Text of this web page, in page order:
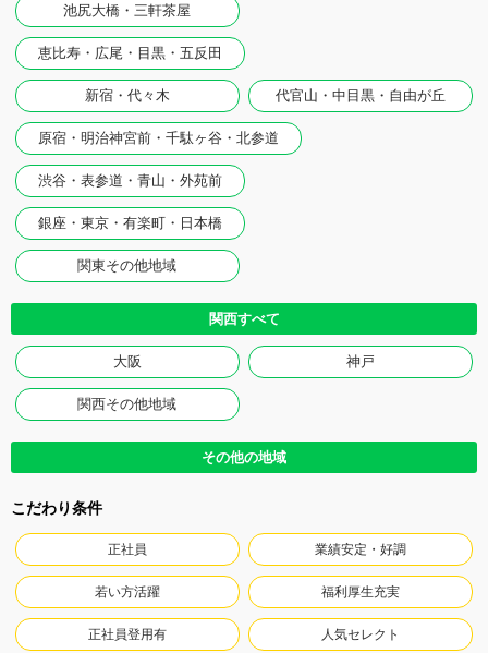
池尻大橋・三軒茶屋
恵比寿・広尾・目黒・五反田
新宿・代々木 代官山・中目黒・自由が丘
原宿・明治神宮前・千駄ヶ谷・北参道
渋谷・表参道・青山・外苑前
銀座・東京・有楽町・日本橋
関東その他地域
関西すべて
大阪 神戸
関西その他地域
その他の地域
こだわり条件
正社員 業績安定・好調
若い方活躍 福利厚生充実
正社員登用有 人気セレクト